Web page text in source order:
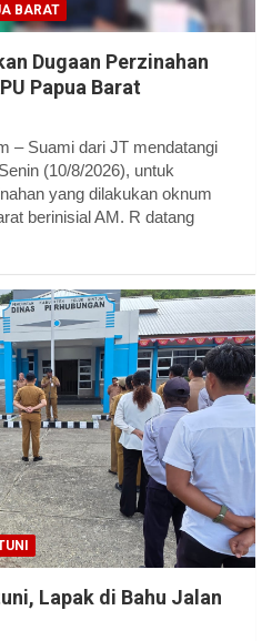
BARAT
Dugaan Perzinahan
Papua Barat
– Suami dari JT mendatangi
(10/8/2026), untuk
yang dilakukan oknum
berinisial AM. R datang
Lapak di Bahu Jalan